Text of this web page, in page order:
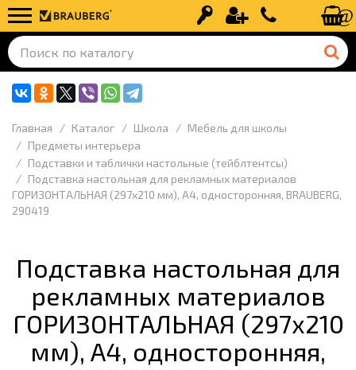
Вход Регистрация+7 (499) 110-
Главная Каталог Школа
Мебель для школы
Предметы интерьера
Подставки и таблички настольные (тейблтентсы)
Подставка настольная для рекламных материалов
ГОРИЗОНТАЛЬНАЯ (297х210 мм), А4, односторонняя, BRAUBERG,
290419
Подставка настольная для
рекламных материалов
ГОРИЗОНТАЛЬНАЯ (297х210
мм), А4, односторонняя,